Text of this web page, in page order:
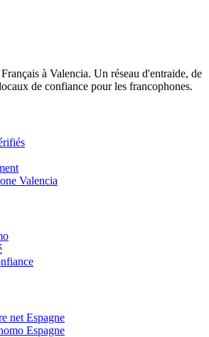
à Valencia. Un réseau d'entraide, de
de confiance pour les francophones.
Valencia
net Espagne
Espagne